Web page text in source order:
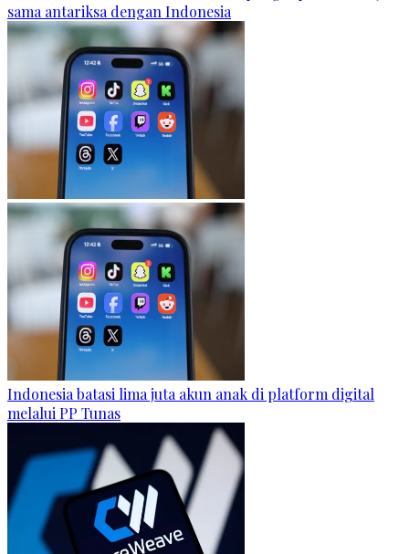
sama antariksa dengan Indonesia
Indonesia batasi lima juta akun anak di platform digital
melalui PP Tunas